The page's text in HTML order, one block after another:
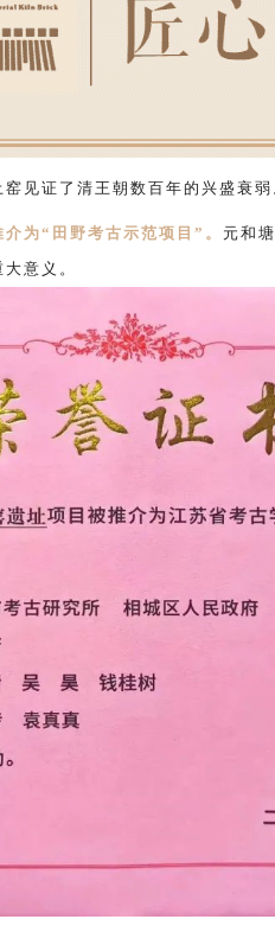
见证了清王朝数百年的兴盛衰
为“田野考古示范项目”。 元和
意义。